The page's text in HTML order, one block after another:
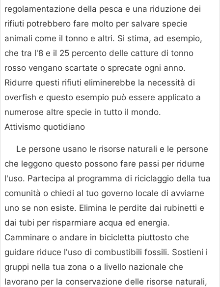
regolamentazione della pesca e una riduzione dei
rifiuti potrebbero fare molto per salvare specie
animali come il tonno e altri. Si stima, ad esempio,
che tra l'8 e il 25 percento delle catture di tonno
rosso vengano scartate o sprecate ogni anno.
Ridurre questi rifiuti eliminerebbe la necessità di
overfish e questo esempio può essere applicato a
numerose altre specie in tutto il mondo.
Attivismo quotidiano
Le persone usano le risorse naturali e le persone
che leggono questo possono fare passi per ridurne
l'uso. Partecipa al programma di riciclaggio della tua
comunità o chiedi al tuo governo locale di avviarne
uno se non esiste. Elimina le perdite dai rubinetti e
dai tubi per risparmiare acqua ed energia.
Camminare o andare in bicicletta piuttosto che
guidare riduce l'uso di combustibili fossili. Sostieni i
gruppi nella tua zona o a livello nazionale che
lavorano per la conservazione delle risorse naturali,